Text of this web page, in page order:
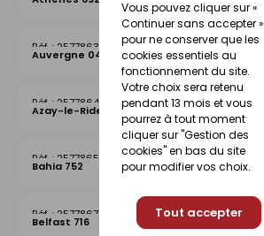
Vous pouvez cliquer sur «
Continuer sans accepter »
pour ne conserver que les
cookies essentiels au
fonctionnement du site.
Votre choix sera retenu
pendant 13 mois et vous
pourrez à tout moment
cliquer sur "Gestion des
cookies" en bas du site
pour modifier vos choix.
Tout accepter
25778632
Auvergne 042
25778649
Azay-le-Rideau 026
25778656
Bahia 752
25778670
Belfast 716